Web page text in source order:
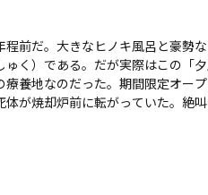
前だ。大きなヒノキ風呂と豪勢
く）である。だが実際はこの「
養地なのだった。期間限定オー
が焼却炉前に転がっていた。絶